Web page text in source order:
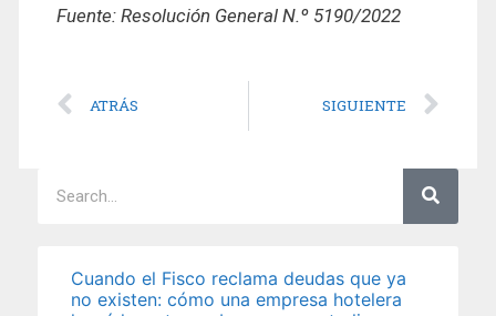
Fuente: Resolución General N.º 5190/2022
ATRÁS SIGUIENTE
Cuando el Fisco reclama deudas que ya
no existen: cómo una empresa hotelera